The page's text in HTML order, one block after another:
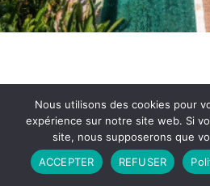
Partenariat Contact
CGU
Copyright © 2026 - Propulsé par
Nous utilisons des cookies pour
expérience sur notre site web. Si
site, nous supposerons que
ACCEPTER
REFUSER